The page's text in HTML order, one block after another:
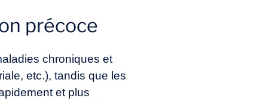
précoce
chroniques et
etc.), tandis que les
et plus